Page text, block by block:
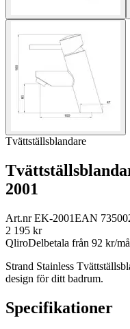
Tvättställsblandare
2001
Art.nrEK-2001EAN
2 195 kr
QliroDelbetala från 92 kr/
Strand Stainless
design för ditt badrum.
Specifikationer